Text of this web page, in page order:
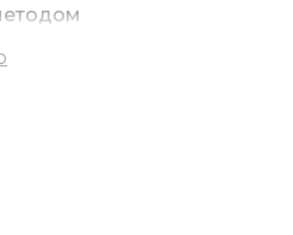
обеспечивает точную и